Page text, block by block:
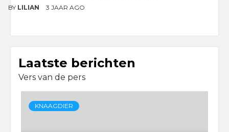
BY LILIAN 3 JAAR AGO
Laatste berichten
Vers van de pers
KNAAGDIER